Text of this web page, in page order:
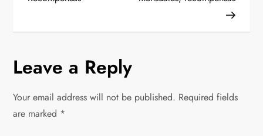
s
n
a
v
Leave a Reply
Your email address will not be published. Required fields
are marked *